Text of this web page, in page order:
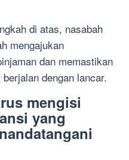
di atas, nasabah
mengajukan
dan memastikan
dengan lancar.
mengisi
yang